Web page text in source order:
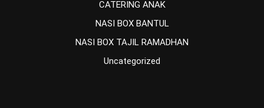
CATERING ANAK
NASI BOX BANTUL
NASI BOX TAJIL RAMADHAN
Uncategorized